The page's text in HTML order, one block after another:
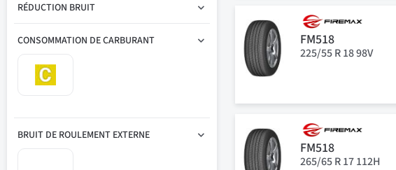
FM518
225/55 R 18 98V
FM518
265/65 R 17 112H
RÉDUCTION BRUIT
CONSOMMATION DE CARBURANT
BRUIT DE ROULEMENT EXTERNE